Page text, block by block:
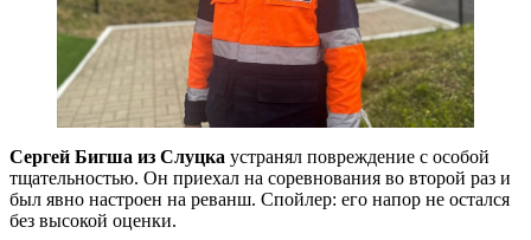
Сергей Бигша из Слуцка устранял повреждение с особой
тщательностью. Он приехал на соревнования во второй раз и
был явно настроен на реванш. Спойлер: его напор не остался
без высокой оценки.